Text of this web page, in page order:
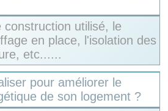
construction utilisé, le
en place, l'isolation des
etc......
pour améliorer le
de son logement ?